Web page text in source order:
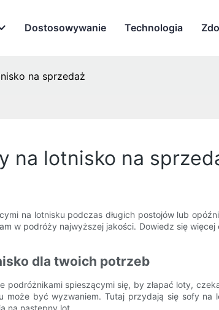
Dostosowywanie Technologia
na sprzedaż
na lotnisko na
na lotnisku podczas długich postojów lub
w podróży najwyższej jakości. Dowiedz się
dla twoich potrzeb
podróżnikami spieszącymi się, by złapać loty,
może być wyzwaniem. Tutaj przydają się sofy
na następny lot.